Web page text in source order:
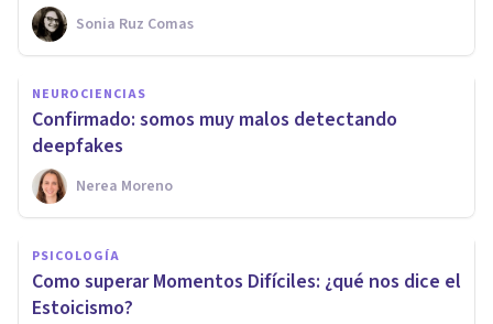
Sonia Ruz Comas
NEUROCIENCIAS
Confirmado: somos muy malos detectando
deepfakes
Nerea Moreno
PSICOLOGÍA
Como superar Momentos Difíciles: ¿qué nos dice el
Estoicismo?